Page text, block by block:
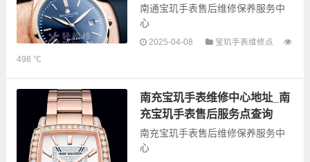
南通宝玑手表售后维修保养服务中
心
息，可以为您提供宝玑全型号手表
的故障检测维修，手表保养等业
务，为了享受优...
2025-04-08
宝玑手表维修点
498 ℃
南充宝玑手表维修中心地址_南
充宝玑手表售后服务点查询
南充宝玑手表售后维修保养服务中
心